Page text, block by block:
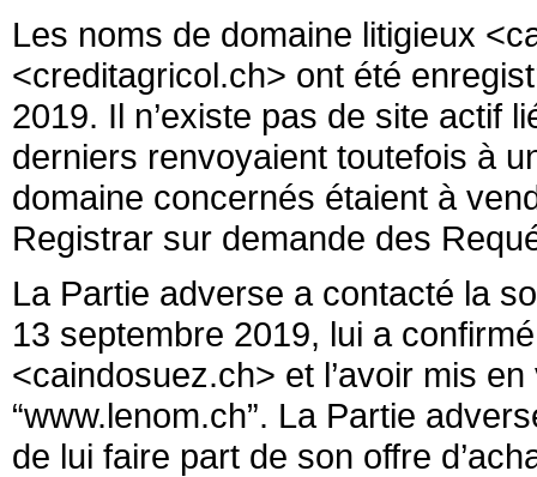
Les noms de domaine litigieux
<creditagricol.ch> ont été
2019. Il n’existe pas de site actif
derniers renvoyaient toutefois à
domaine concernés étaient à
Registrar sur demande des
La Partie adverse a contacté la
13 septembre 2019, lui a
<caindosuez.ch> et l’avoir mis
“www.lenom.ch”. La Partie
de lui faire part de son offre